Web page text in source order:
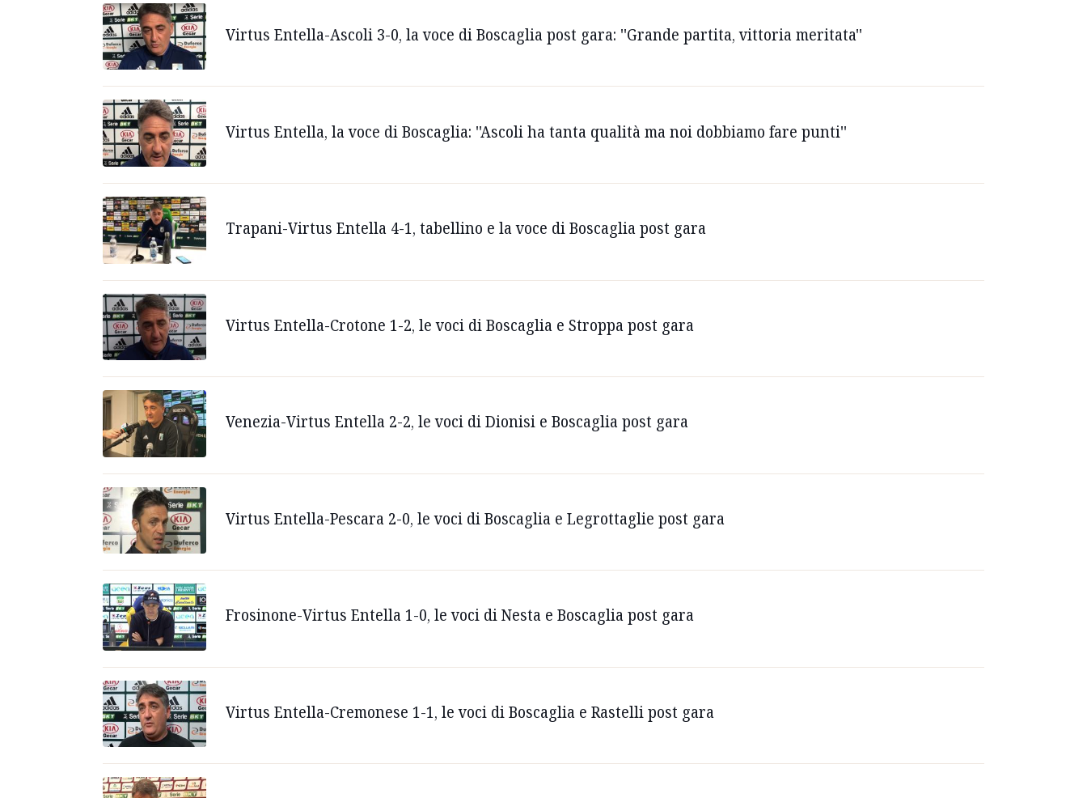
Virtus Entella-Ascoli 3-0, la voce di Boscaglia post gara: ''Grande partita, vittoria meritata''
Virtus Entella, la voce di Boscaglia: ''Ascoli ha tanta qualità ma noi dobbiamo fare punti''
Trapani-Virtus Entella 4-1, tabellino e la voce di Boscaglia post gara
Virtus Entella-Crotone 1-2, le voci di Boscaglia e Stroppa post gara
Venezia-Virtus Entella 2-2, le voci di Dionisi e Boscaglia post gara
Virtus Entella-Pescara 2-0, le voci di Boscaglia e Legrottaglie post gara
Frosinone-Virtus Entella 1-0, le voci di Nesta e Boscaglia post gara
Virtus Entella-Cremonese 1-1, le voci di Boscaglia e Rastelli post gara